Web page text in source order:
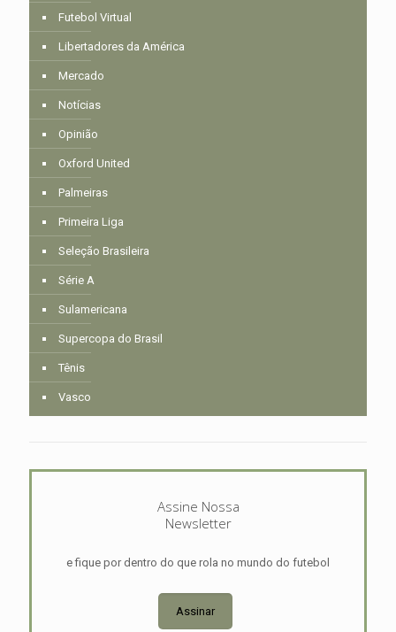
Futebol Virtual
Libertadores da América
Mercado
Notícias
Opinião
Oxford United
Palmeiras
Primeira Liga
Seleção Brasileira
Série A
Sulamericana
Supercopa do Brasil
Tênis
Vasco
Assine Nossa
Newsletter
e fique por dentro do que rola no mundo do futebol
Assinar